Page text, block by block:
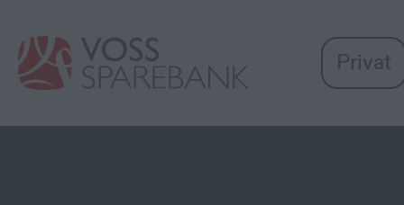
Sparebank
Privat
Miljøfyrtårn-